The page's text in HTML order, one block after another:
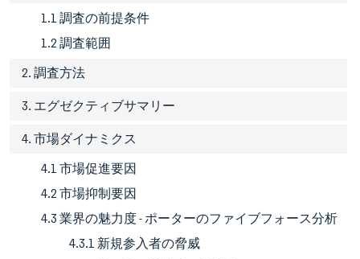
1.1 調査の前提条件
1.2 調査範囲
2. 調査方法
3. エグゼクティブサマリー
4. 市場ダイナミクス
4.1 市場促進要因
4.2 市場抑制要因
4.3 業界の魅力度 - ポーターのファイブフォース分析
4.3.1 新規参入者の脅威